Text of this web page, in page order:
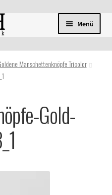
Menü
Manschettenknöpfe Tricolor
Gold-